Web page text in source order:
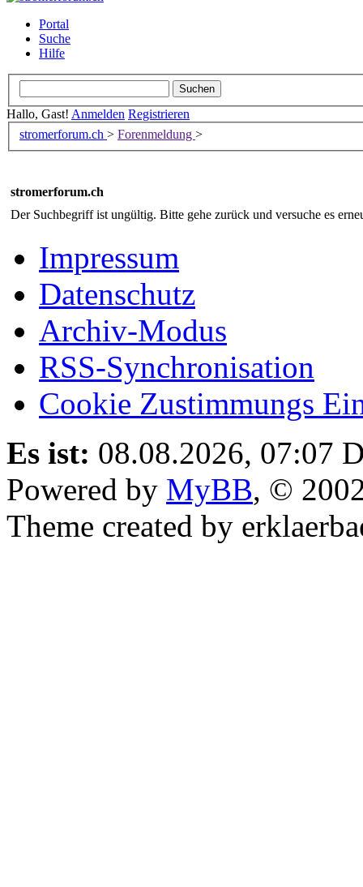
Portal
Suche
Hilfe
Hallo, Gast! Anmelden Registrieren
stromerforum.ch > Forenmeldung >
stromerforum.ch
Der Suchbegriff ist ungültig. Bitte gehe zurück und versuche es
Impressum
Datenschutz
Archiv-Modus
RSS-Synchronisation
Cookie Zustimmungs
Es ist: 08.08.2026, 07:07
Powered by MyBB, ©
Theme created by